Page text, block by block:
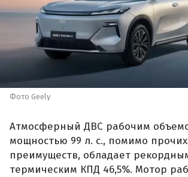
Фото Geely
Атмосферный ДВС рабочим
мощностью 99 л. с., помимо прочих
преимуществ, обладает
термическим КПД 46,5%. Мотор